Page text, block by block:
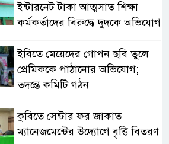
ইন্টারনেট টাকা আত্মসাত শিক্ষা
কর্মকর্তাদের বিরুদ্ধে দুদকে অভিযোগ
ইবিতে মেয়েদের গোপন ছবি তুলে
প্রেমিককে পাঠানোর অভিযোগ;
তদন্তে কমিটি গঠন
কুবিতে সেন্টার ফর জাকাত
ম্যানেজমেন্টের উদ্যোগে বৃত্তি বিতরণ